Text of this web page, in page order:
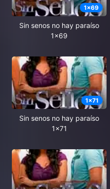
1x69
Sin senos no hay paraíso
1x69
1x71
Sin senos no hay paraíso
1x71